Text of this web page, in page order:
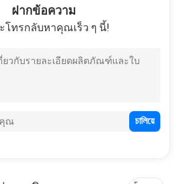
ฝากข้อความ
ะโทรกลับหาคุณเร็ว ๆ นี้!